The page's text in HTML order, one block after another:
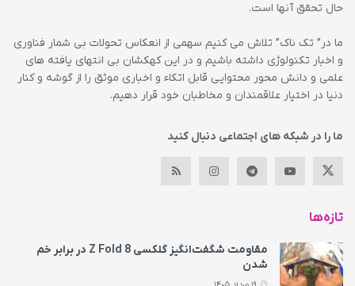
حال تحقق آنها است.
ما در” تک ناک” تلاش می کنیم سهمی از انعکاس تحولات بی شمار فناوری
و اخبار تکنولوژی داشته باشیم و در این کهکشان بی انتهای یافته های
علمی و دانش محور محتوایی قابل اتکاء و اخباری موثق را از گوشه و کنار
دنیا در اختیار علاقمندان و مخاطبان خود قرار دهیم.
ما را در شبکه های اجتماعی دنبال کنید
تازه‌ها
مقاومت شگفت‌انگیز گلکسی Z Fold 8 در برابر خم
شدن